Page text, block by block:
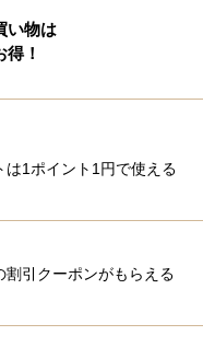
い物は
！
は1ポイント1円で使える
引クーポンがもらえる